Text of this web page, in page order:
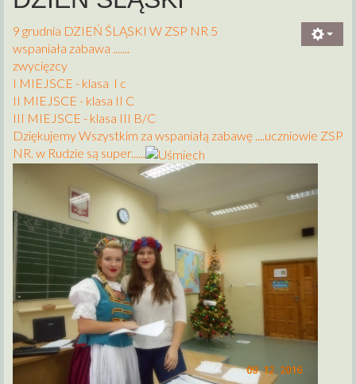
9 grudnia DZIEŃ ŚLĄSKI W ZSP NR 5
wspaniała zabawa .......
zwycięzcy
I MIEJSCE - klasa I c
II MIEJSCE - klasa II C
III MIEJSCE - klasa III B/C
Dziękujemy Wszystkim za wspaniałą zabawę ....uczniowie ZSP
NR. w Rudzie są super......